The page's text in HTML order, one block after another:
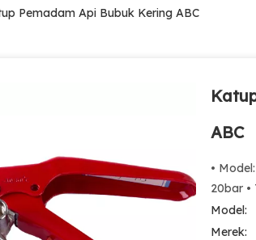
Pemadam Api Bubuk Kering ABC
ABC
•
20bar •
Model:
Merek: